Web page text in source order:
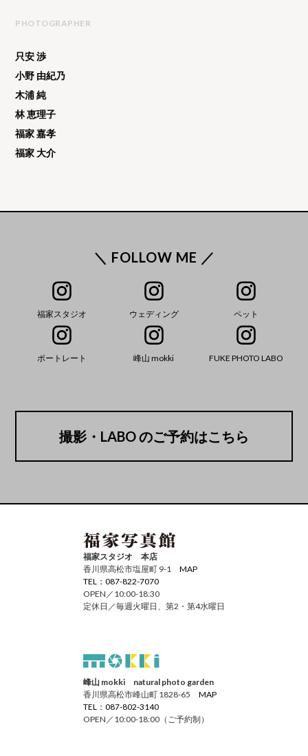
PHOTOGRAPHER
只安 渉
小野 由紀乃
木浦 純
林 恵理子
福家 嘉孝
福家 大介
＼ FOLLOW ME ／
福家スタジオ ウェディング ペット
ポートレート 峰山 mokki FUKE PHOTO LABO
撮影・LABO のご予約はこちら
福家スタジオ 本店
香川県高松市塩屋町 9-1 MAP
TEL：087-822-7070
OPEN／10:00-18:30
定休日／毎週火曜日、第2・第4水曜日
峰山 mokki natural photo garden
香川県高松市峰山町 1828-65 MAP
TEL：087-802-3140
OPEN／10:00-18:00（ご予約制）